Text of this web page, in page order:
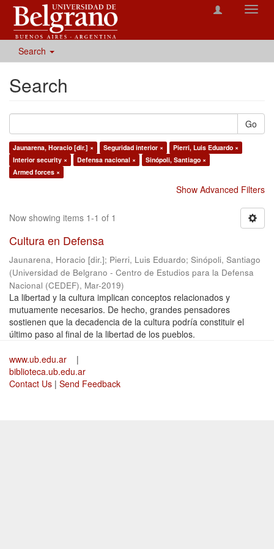
Search
Search
Go
Jaunarena, Horacio [dir.] × Seguridad interior ×
Pierri, Luis Eduardo ×
Interior security ×
Defensa nacional ×
Sinópoli, Santiago ×
Armed forces ×
Show Advanced Filters
Now showing items 1-1 of 1
Cultura en Defensa
Jaunarena, Horacio [dir.]; Pierri, Luis Eduardo; Sinópoli, Santiago
(Universidad de Belgrano - Centro de Estudios para la Defensa
Nacional (CEDEF), Mar-2019)
La libertad y la cultura implican conceptos relacionados y
mutuamente necesarios. De hecho, grandes pensadores
sostienen que la decadencia de la cultura podría constituir el
último paso al final de la libertad de los pueblos.
www.ub.edu.ar
|
biblioteca.ub.edu.ar
Contact Us | Send Feedback